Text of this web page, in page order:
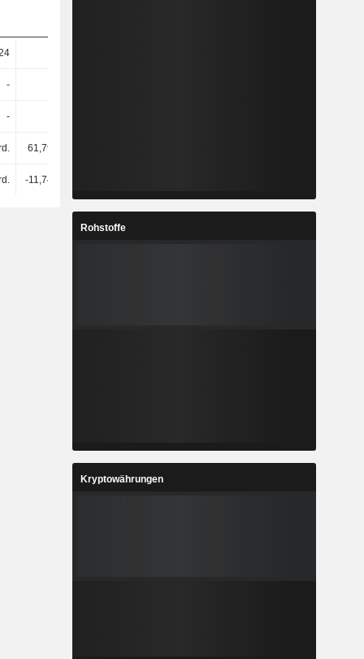
-
-
61,79 Mrd.
-11,74 Mrd.
Rohstoffe
Kryptowährungen